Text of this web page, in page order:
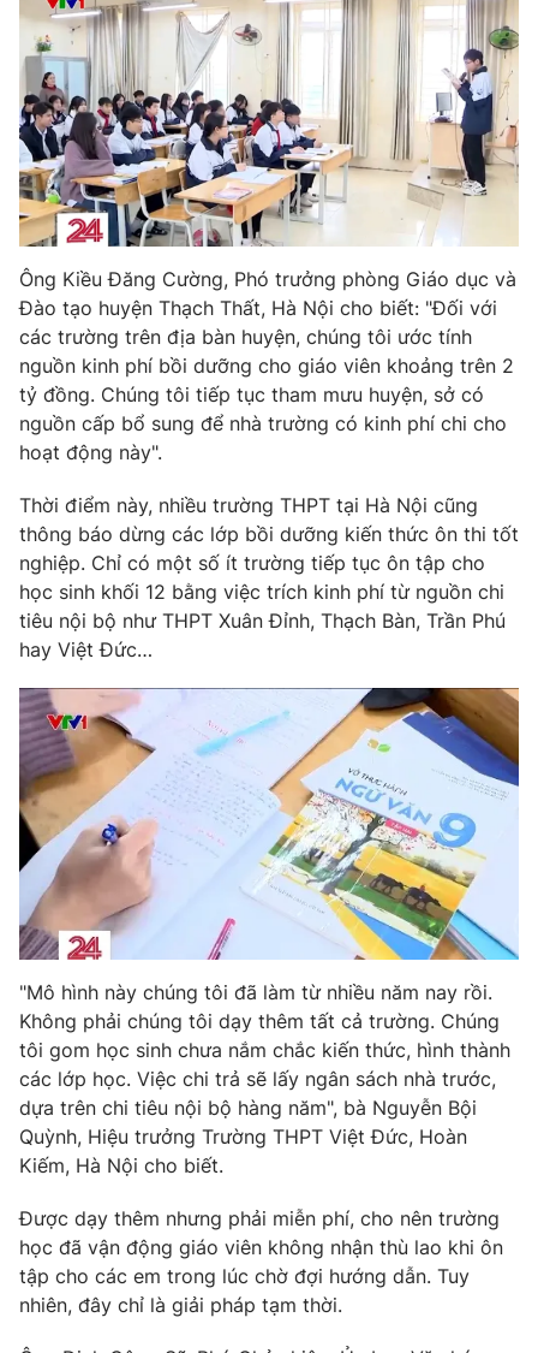
Thị trường 24h Tấm lòng Việt
VTV4 Vươn mình bằng AI
VTV9 VTV8
Liên hệ tòa soạn English
THỜI BÁO VTV
Theo dõi báo trên
Cơ quan chủ quản:Đài Truyền hình Việt Nam
Cơ quan báo chí:
Thời báo VTV
Giấy phép hoạt động báo in và báo điện tử số 483/GP-BTTTT
cấp ngày 29/12/2023
Tổng Biên tập:Vũ Thanh Thủy
Phó Tổng Biên tập:
Nguyễn Thị Mỹ Hạnh, Phạm Quốc Thắng,
Nguyễn Trọng Ninh
Tổng đài VTV:
024.38 355 931 - 024.38 355 932
Ðiện thoại Thời báo VTV:
024.66 897 897
Email:toasoan@vtv.vn
Liên hệ quảng cáo:
024-7300.7108
® Cấm sao chép dưới mọi hình thức nếu không có sự chấp
thuận bằng văn bản. Ghi rõ nguồn VTV.vn khi phát hành lại
thông tin từ website này.
Ông Kiều Đăng Cường, Phó trưởng phòng Giáo dục và
Đào tạo huyện Thạch Thất, Hà Nội cho biết: "Đối với
các trường trên địa bàn huyện, chúng tôi ước tính
nguồn kinh phí bồi dưỡng cho giáo viên khoảng trên 2
tỷ đồng. Chúng tôi tiếp tục tham mưu huyện, sở có
nguồn cấp bổ sung để nhà trường có kinh phí chi cho
hoạt động này".
Thời điểm này, nhiều trường THPT tại Hà Nội cũng
thông báo dừng các lớp bồi dưỡng kiến thức ôn thi tốt
nghiệp. Chỉ có một số ít trường tiếp tục ôn tập cho
học sinh khối 12 bằng việc trích kinh phí từ nguồn chi
tiêu nội bộ như THPT Xuân Đỉnh, Thạch Bàn, Trần Phú
hay Việt Đức…
"Mô hình này chúng tôi đã làm từ nhiều năm nay rồi.
Không phải chúng tôi dạy thêm tất cả trường. Chúng
tôi gom học sinh chưa nắm chắc kiến thức, hình thành
các lớp học. Việc chi trả sẽ lấy ngân sách nhà trước,
dựa trên chi tiêu nội bộ hàng năm", bà Nguyễn Bội
Quỳnh, Hiệu trưởng Trường THPT Việt Đức, Hoàn
Kiếm, Hà Nội cho biết.
Được dạy thêm nhưng phải miễn phí, cho nên trường
học đã vận động giáo viên không nhận thù lao khi ôn
tập cho các em trong lúc chờ đợi hướng dẫn. Tuy
nhiên, đây chỉ là giải pháp tạm thời.